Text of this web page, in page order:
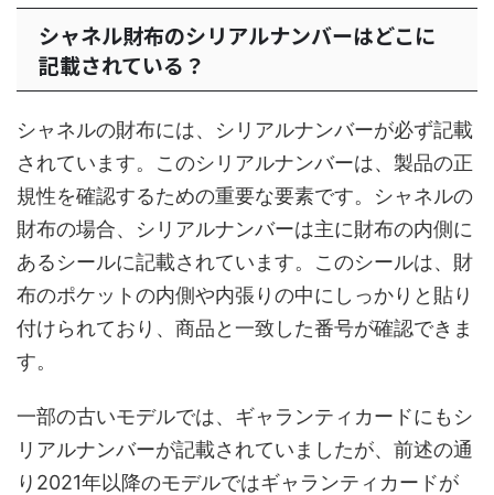
シャネル財布のシリアルナンバーはどこに
記載されている？
シャネルの財布には、シリアルナンバーが必ず記載
されています。このシリアルナンバーは、製品の正
規性を確認するための重要な要素です。シャネルの
財布の場合、シリアルナンバーは主に財布の内側に
あるシールに記載されています。このシールは、財
布のポケットの内側や内張りの中にしっかりと貼り
付けられており、商品と一致した番号が確認できま
す。
一部の古いモデルでは、ギャランティカードにもシ
リアルナンバーが記載されていましたが、前述の通
り2021年以降のモデルではギャランティカードが